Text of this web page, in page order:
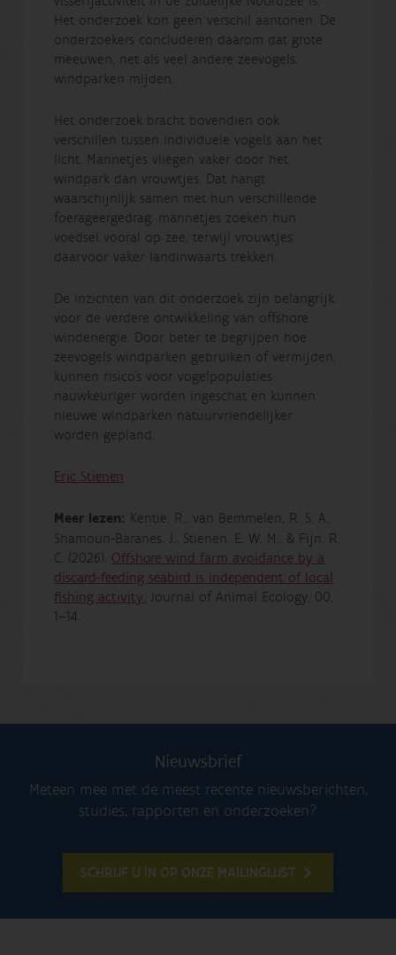
Het onderzoek kon geen verschil aantonen. De
onderzoekers concluderen daarom dat grote
meeuwen, net als veel andere zeevogels,
windparken mijden.
Het onderzoek bracht bovendien ook
verschillen tussen individuele vogels aan het
licht. Mannetjes vliegen vaker door het
windpark dan vrouwtjes. Dat hangt
waarschijnlijk samen met hun verschillende
foerageergedrag: mannetjes zoeken hun
voedsel vooral op zee, terwijl vrouwtjes
daarvoor vaker landinwaarts trekken.
De inzichten van dit onderzoek zijn belangrijk
voor de verdere ontwikkeling van offshore
windenergie. Door beter te begrijpen hoe
zeevogels windparken gebruiken of vermijden,
kunnen risico’s voor vogelpopulaties
nauwkeuriger worden ingeschat en kunnen
nieuwe windparken natuurvriendelijker
worden gepland.
Eric Stienen
Meer lezen: Kentie, R., van Bemmelen, R. S. A.,
Shamoun-Baranes, J., Stienen, E. W. M., & Fijn, R.
C. (2026). Offshore wind farm avoidance by a
discard-feeding seabird is independent of local
fishing activity. Journal of Animal Ecology, 00,
1–14.
Nieuwsbrief
Meteen mee met de meest recente nieuwsberichten,
studies, rapporten en onderzoeken?
SCHRIJF U IN OP ONZE MAILINGLIJST